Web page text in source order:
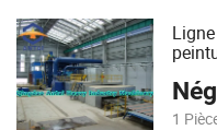
1